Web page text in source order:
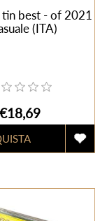
best - of 2021
(ITA)
€18,69